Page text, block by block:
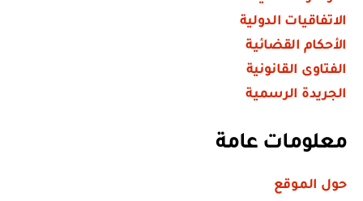
الاتفاقيات الدولية
الأحكام القضائية
الفتاوى القانونية
الجريدة الرسمية
معلومات عامة
حول الموقع